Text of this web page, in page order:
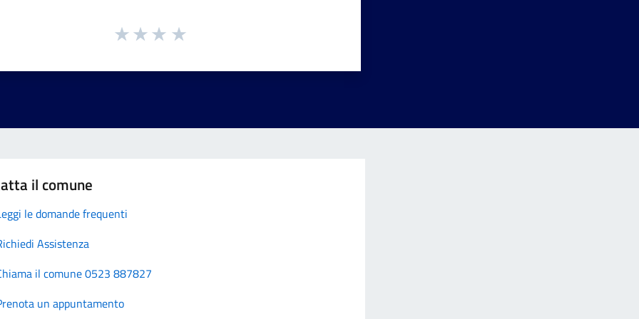
il comune
le domande frequenti
Assistenza
il comune 0523 887827
un appuntamento